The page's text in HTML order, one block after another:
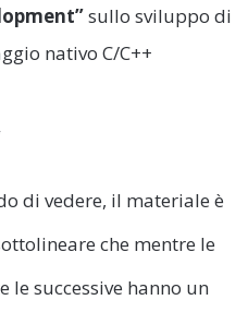
sullo sviluppo di
nativo C/C++
di vedere, il materiale è
che mentre le
successive hanno un